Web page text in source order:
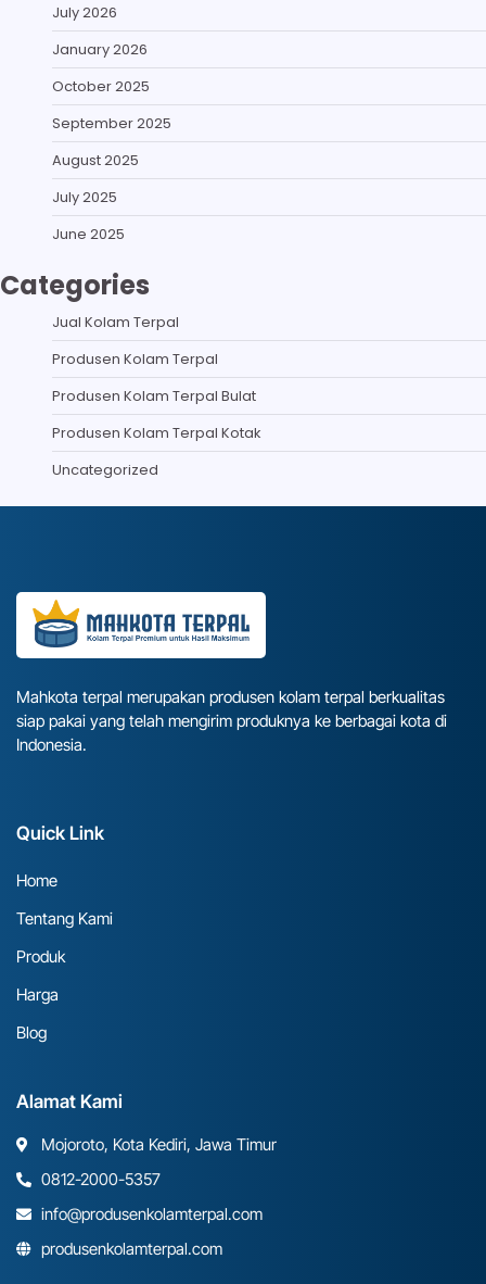
July 2026
January 2026
October 2025
September 2025
August 2025
July 2025
June 2025
Categories
Jual Kolam Terpal
Produsen Kolam Terpal
Produsen Kolam Terpal Bulat
Produsen Kolam Terpal Kotak
Uncategorized
Mahkota terpal merupakan produsen kolam terpal berkualitas
siap pakai yang telah mengirim produknya ke berbagai kota di
Indonesia.
Quick Link
Home
Tentang Kami
Produk
Harga
Blog
Alamat Kami
Mojoroto, Kota Kediri, Jawa Timur
0812-2000-5357
info@produsenkolamterpal.com
produsenkolamterpal.com